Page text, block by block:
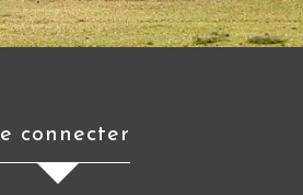
Se connecter